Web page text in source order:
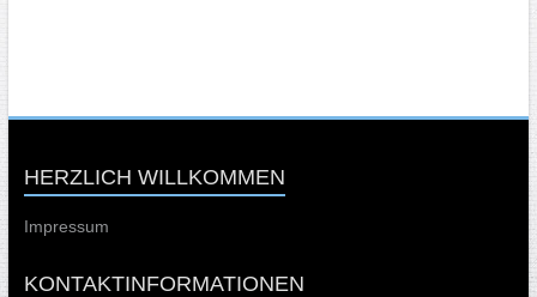
HERZLICH WILLKOMMEN
Impressum
KONTAKTINFORMATIONEN